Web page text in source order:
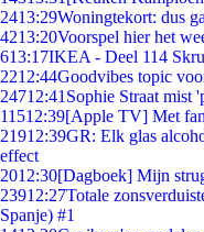
2413:29Woningtekort: dus
4213:20Voorspel hier het
613:17IKEA - Deel 114
2212:44Goodvibes topic
24712:41 Sophie Straat mist
11512:39[Apple TV] Met
21912:39GR: Elk glas
effect
2012:30[Dagboek] Mijn
23912:27Totale
Spanje) #1